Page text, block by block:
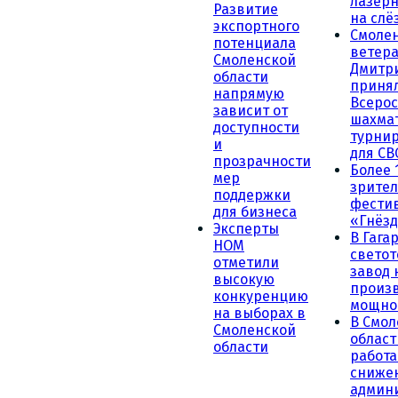
Развитие
экспортного
потенциала
Смоленской
области
напрямую
зависит от
доступности
и
прозрачности
мер
поддержки
для бизнеса
Эксперты
НОМ
отметили
высокую
конкуренцию
на выборах в
Смоленской
области
на
для
Более
В
завод
В